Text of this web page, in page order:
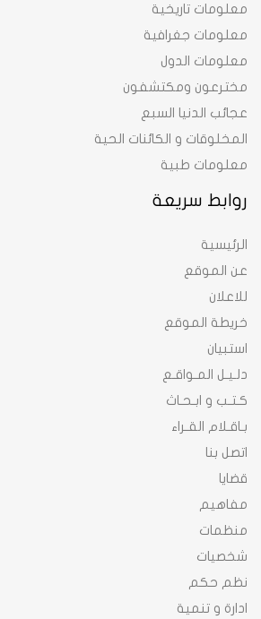
روابط سريعة
الرئيسية
عن الموقع
للاعلان
خريطة الموقع
استبيان
دلـيـل المـواقـع
كـتـب و ابـحـاث
بـاقـلام القـراء
اتصل بنا
قضايا
مفاهيم
منظمات
شخصيات
نظم حكم
ادارة و تنمية
معلومات تاريخية
معلومات جغرافية
معلومات الدول
مخترعون ومكتشفون
عجائب الدنيا السبع
المخلوقات و الكائنات الحية
معلومات طبية